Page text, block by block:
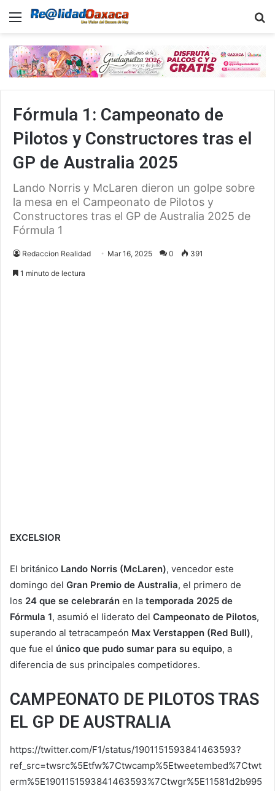
Menu
Fórmula 1: Campeonato de
Pilotos y Constructores tras el
GP de Australia 2025
Lando Norris y McLaren dieron un golpe sobre
la mesa en el Campeonato de Pilotos y
Constructores tras el GP de Australia 2025 de
Fórmula 1
Redaccion Realidad Mar 16, 2025 0 391
1 minuto de lectura
EXCELSIOR
El británico Lando Norris (McLaren), vencedor este
domingo del Gran Premio de Australia, el primero de
los 24 que se celebrarán en la temporada 2025 de
Fórmula 1, asumió el liderato del Campeonato de Pilotos,
superando al tetracampeón Max Verstappen (Red Bull),
que fue el único que pudo sumar para su equipo, a
diferencia de sus principales competidores.
CAMPEONATO DE PILOTOS TRAS
EL GP DE AUSTRALIA
https://twitter.com/F1/status/1901151593841463593?
ref_src=twsrc%5Etfw%7Ctwcamp%5Etweetembed%7Ctwt
erm%5E1901151593841463593%7Ctwgr%5E11581d2b995